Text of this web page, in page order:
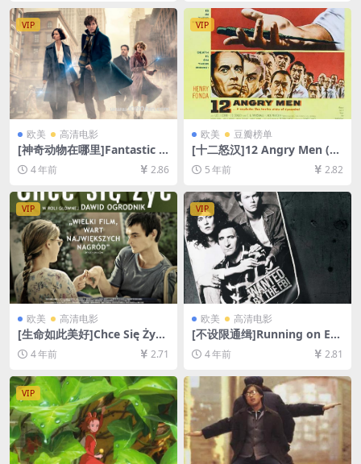
幕]
VIP
欧美 高清电影
[神奇动物在哪里]Fantastic B
easts and Where to Find T
hem (2016)[百度网盘+迅雷云
盘资源1080P超清未删减][MP
4/8.7GB][中英字幕]
4 年前 2.86
VIP
欧美 豆瓣榜单
[十二怒汉]12 Angry Men (19
57)[百度网盘+迅雷云盘资源1
080P超清][MP4/6.1GB][中英
字幕]
5 年前 2.82
VIP
欧美 高清电影
[生命如此美好]Chce Się Żyć
(2013)[百度网盘+迅雷云盘资
源1080P超清未删减][MP4/6.
9GB][中文字幕]
4 年前 2.71
VIP
欧美 高清电影
[不设限通缉]Running on Em
pty (1988)[百度网盘+迅雷云
盘资源1080P超清未删减][MP
4/7.3GB][中英字幕]
4 年前 2.81
VIP